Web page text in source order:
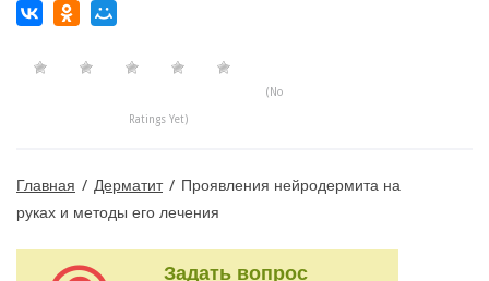
(No
Ratings Yet)
Главная / Дерматит / Проявления нейродермита на
руках и методы его лечения
Задать вопрос